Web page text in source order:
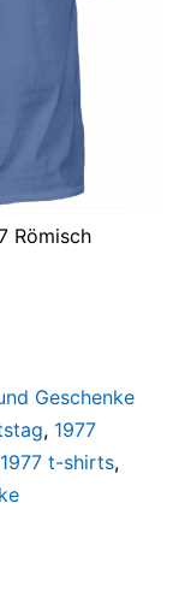
Römisch
Geschenke
, 1977
1977 t-shirts,